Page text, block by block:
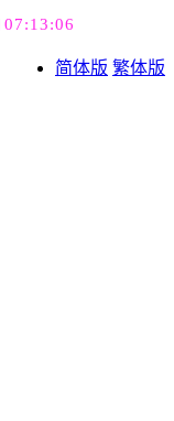
07:13:07
简体版 繁体版